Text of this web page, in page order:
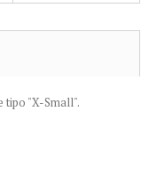
tipo "X-Small".